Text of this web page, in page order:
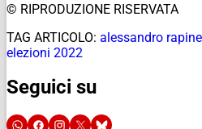
© RIPRODUZIONE RISERVATA
TAG ARTICOLO: alessandro
elezioni 2022
Seguici su